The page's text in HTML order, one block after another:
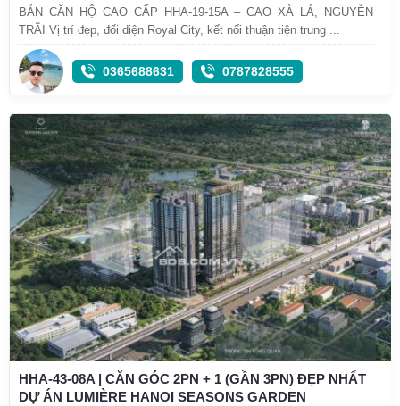
BÁN CĂN HỘ CAO CẤP HHA-19-15A – CAO XÀ LÁ, NGUYỄN
TRÃI Vị trí đẹp, đối diện Royal City, kết nối thuận tiện trung ...
0365688631 0787828555
HHA-43-08A | CĂN GÓC 2PN + 1 (GẦN 3PN) ĐẸP NHẤT
DỰ ÁN LUMIÈRE HANOI SEASONS GARDEN